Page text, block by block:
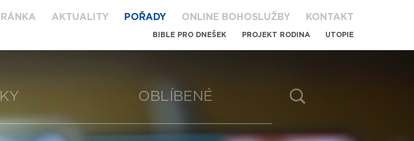
AKTUALITY POŘADY ONLINE BOHOSLUŽBY KONTAKT
BIBLE PRO DNEŠEK PROJEKT RODINA UTOPIE
OBLÍBENÉ